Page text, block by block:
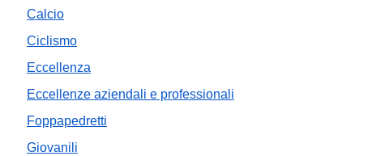
Calcio
Ciclismo
Eccellenza
Eccellenze aziendali e professionali
Foppapedretti
Giovanili